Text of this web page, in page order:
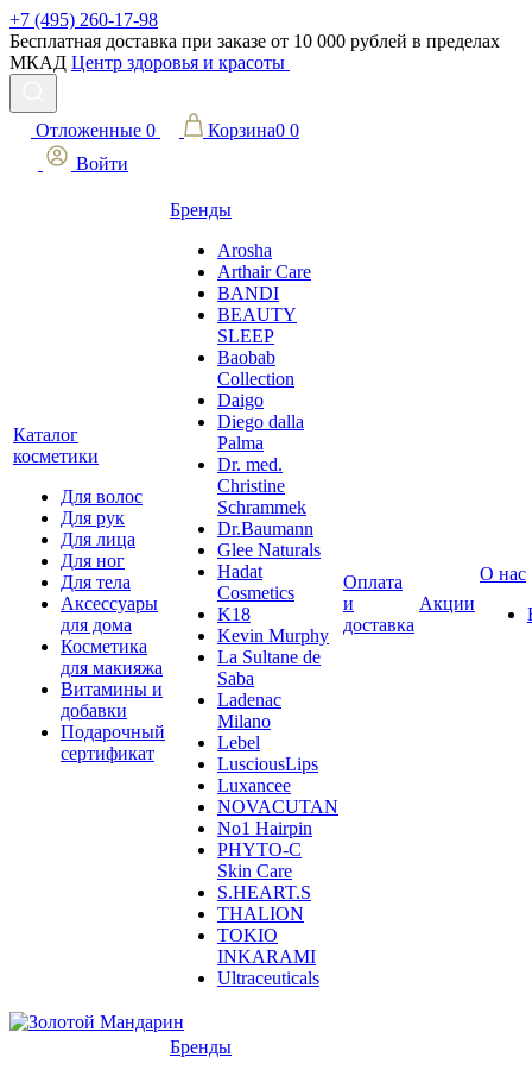
+7 (495) 260-17-98
Бесплатная доставка при заказе от 10 000 рублей в пределах
МКАД Центр здоровья и красоты
Отложенные 0 Корзина0 0
Войти
Каталог
косметики
Для волос
Для рук
Для лица
Для ног
Для тела
Аксессуары
для дома
Косметика
для макияжа
Витамины и
добавки
Подарочный
сертификат
Бренды
Arosha
Arthair Care
BANDI
BEAUTY
SLEEP
Baobab
Collection
Daigo
Diego dalla
Palma
Dr. med.
Christine
Schrammek
Dr.Baumann
Glee Naturals
Hadat
Cosmetics
K18
Kevin Murphy
La Sultane de
Saba
Ladenac
Milano
Lebel
LusciousLips
Luxancee
NOVACUTAN
No1 Hairpin
PHYTO-C
Skin Care
S.HEART.S
THALION
TOKIO
INKARAMI
Ultraceuticals
Оплата
и
доставка
Акции
О нас
Бренды